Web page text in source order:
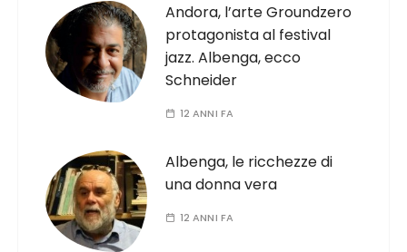
Andora, l’arte Groundzero
protagonista al festival
jazz. Albenga, ecco
Schneider
12 ANNI FA
Albenga, le ricchezze di
una donna vera
12 ANNI FA